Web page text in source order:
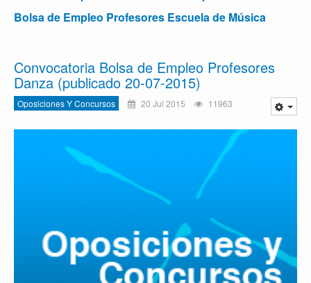
Bolsa de Empleo Profesores Escuela de Música
Convocatoria Bolsa de Empleo Profesores
Danza (publicado 20-07-2015)
Oposiciones Y Concursos 20 Jul 2015 11963